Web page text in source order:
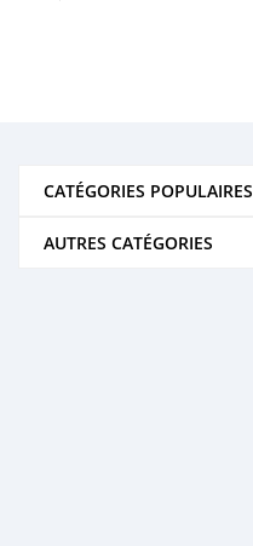
CATÉGORIES POPULAIRES
AUTRES CATÉGORIES